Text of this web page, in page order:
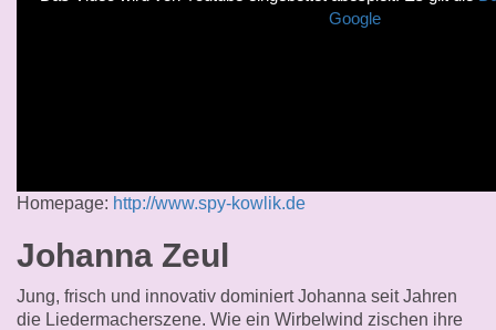
Google
Homepage: http://www.spy-kowlik.de
Johanna Zeul
Jung, frisch und innovativ dominiert Johanna seit Jahren
die Liedermacherszene. Wie ein Wirbelwind zischen ihre